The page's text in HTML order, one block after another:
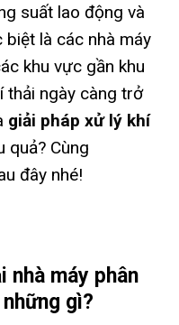
suất lao động và
là các nhà máy
khu vực gần khu
thải ngày càng trở
giải pháp xử lý khí
quả? Cùng
đây nhé!
nhà máy phân
gì?